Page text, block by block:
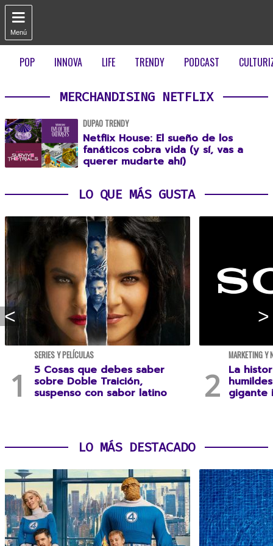

Menú
POP INNOVA LIFE TRENDY PODCAST
MERCHANDISING NETFLIX
DUPAO TRENDY
Netflix House: El sueño de los
fanáticos cobra vida (y sí, vas a
querer mudarte ahí)
LO QUE MÁS GUSTA
SERIES Y PELÍCULAS
5 Cosas que debes saber
sobre Doble Traición,
suspenso con sabor latino
MARKETING Y
La
gigante
LO MÁS DESTACADO